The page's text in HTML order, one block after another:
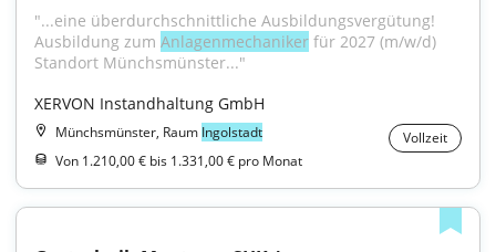
"...eine überdurchschnittliche Ausbildungsvergütung!
Ausbildung zum Anlagenmechaniker für 2027 (m/w/d)
Standort Münchsmünster..."
XERVON Instandhaltung GmbH
Münchsmünster, Raum Ingolstadt
Vollzeit
Von 1.210,00 € bis 1.331,00 € pro Monat